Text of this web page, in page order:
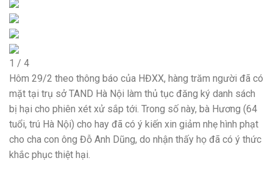
1 / 4
Hôm 29/2 theo thông báo của HĐXX, hàng trăm người đã có
mặt tại trụ sở TAND Hà Nội làm thủ tục đăng ký danh sách
bị hại cho phiên xét xử sắp tới. Trong số này, bà Hương (64
tuổi, trú Hà Nội) cho hay đã có ý kiến xin giảm nhẹ hình phạt
cho cha con ông Đỗ Anh Dũng, do nhận thấy họ đã có ý thức
khắc phục thiệt hại.